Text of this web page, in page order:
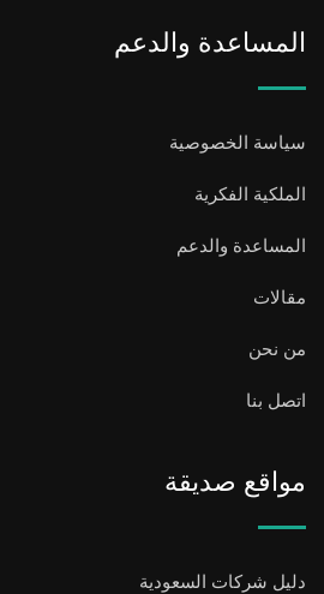
المساعدة والدعم
سياسة الخصوصية
الملكية الفكرية
المساعدة والدعم
مقالات
من نحن
اتصل بنا
مواقع صديقة
دليل شركات السعودية